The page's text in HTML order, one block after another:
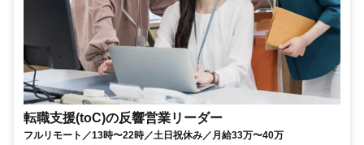
転職支援(toC)の反響営業リーダー
フルリモート／13時〜22時／土日祝休み／月給33万〜40万